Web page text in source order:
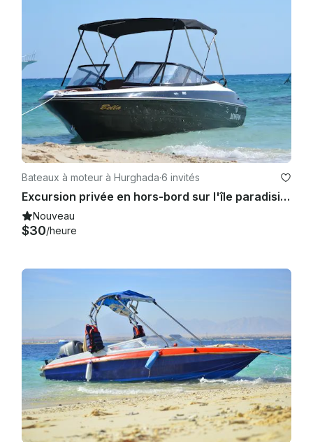
Bateaux à moteur à Hurghada·6 invités
Excursion privée en hors-bord sur l'île paradisiaque de Hula Hula Beach
Nouveau
$30/heure